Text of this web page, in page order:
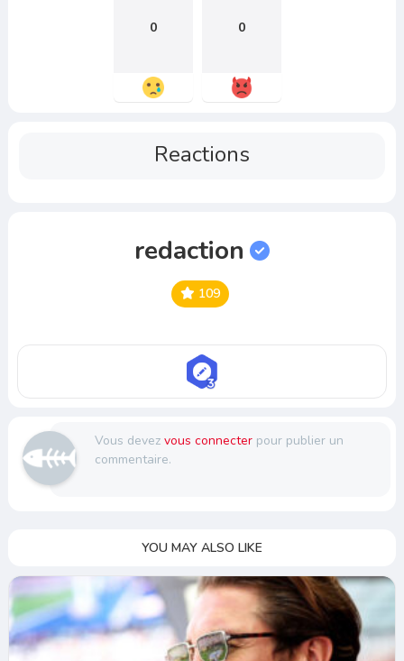
0 0
Reactions
redaction
109
Vous devez vous connecterpour publier un
commentaire.
YOU MAY ALSO LIKE